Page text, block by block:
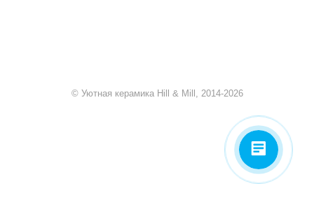
© Уютная керамика Hill & Mill, 2014-2026